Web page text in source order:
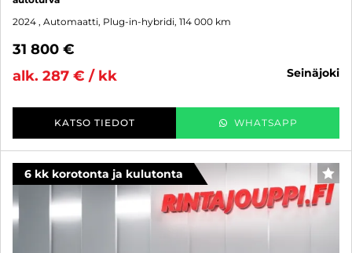
2024 , Automaatti, Plug-in-hybridi, 114 000 km
31 800 €
alk. 287 € / kk
seinäjoki
KATSO TIEDOT WHATSAPP
6 kk korotonta ja kulutonta